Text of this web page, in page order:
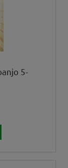
5-